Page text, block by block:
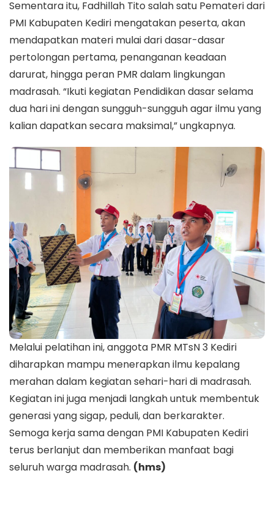
Sementara itu, Fadhillah Tito salah satu Pemateri dari
PMI Kabupaten Kediri mengatakan peserta, akan
mendapatkan materi mulai dari dasar-dasar
pertolongan pertama, penanganan keadaan
darurat, hingga peran PMR dalam lingkungan
madrasah. “Ikuti kegiatan Pendidikan dasar selama
dua hari ini dengan sungguh-sungguh agar ilmu yang
kalian dapatkan secara maksimal,” ungkapnya.
Melalui pelatihan ini, anggota PMR MTsN 3 Kediri
diharapkan mampu menerapkan ilmu kepalang
merahan dalam kegiatan sehari-hari di madrasah.
Kegiatan ini juga menjadi langkah untuk membentuk
generasi yang sigap, peduli, dan berkarakter.
Semoga kerja sama dengan PMI Kabupaten Kediri
terus berlanjut dan memberikan manfaat bagi
seluruh warga madrasah. (hms)